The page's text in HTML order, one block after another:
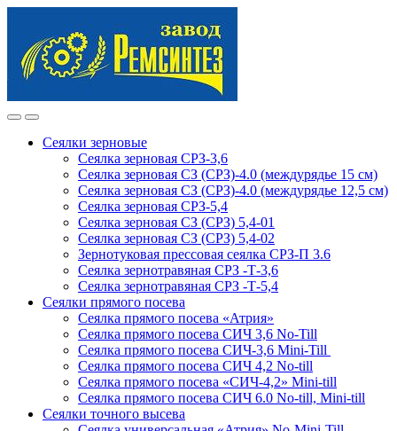
navigation
content
Сеялки зерновые
Сеялка зерновая СРЗ-3,6
Сеялка зерновая СЗ (СРЗ)-4.0 (междурядье 15 см)
Сеялка зерновая СЗ (СРЗ)-4.0 (междурядье 12,5 см)
Сеялка зерновая СРЗ-5,4
Сеялка зерновая СЗ (СРЗ) 5,4-01
Сеялка зерновая СЗ (СРЗ) 5,4-02
Зернотуковая прессовая сеялка СРЗ-П 3.6
Сеялка зернотравяная СРЗ -Т-3,6
Сеялка зернотравяная СРЗ -Т-5,4
Сеялки прямого посева
Сеялка прямого посева «Атрия»
Сеялка прямого посева СИЧ 3,6 No-Till
Сеялка прямого посева СИЧ-3,6 Mini-Till
Сеялка прямого посева СИЧ 4,2 No-till
Сеялка прямого посева «СИЧ-4,2» Mini-till
Сеялка прямого посева СИЧ 6.0 No-till, Mini-till
Сеялки точного высева